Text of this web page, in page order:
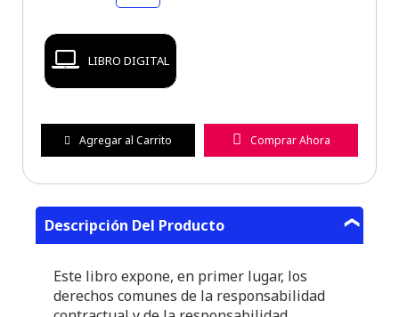
LIBRO DIGITAL
Agregar al Carrito Comprar Ahora
Descripción Del Producto
Este libro expone, en primer lugar, los
derechos comunes de la responsabilidad